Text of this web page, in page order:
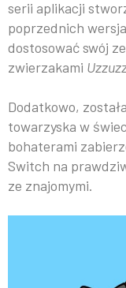
serii aplikacji
poprzednich
dostosować swój
zwierzakami
Dodatkowo,
towarzyska w
bohaterami
Switch na
ze znajomymi.